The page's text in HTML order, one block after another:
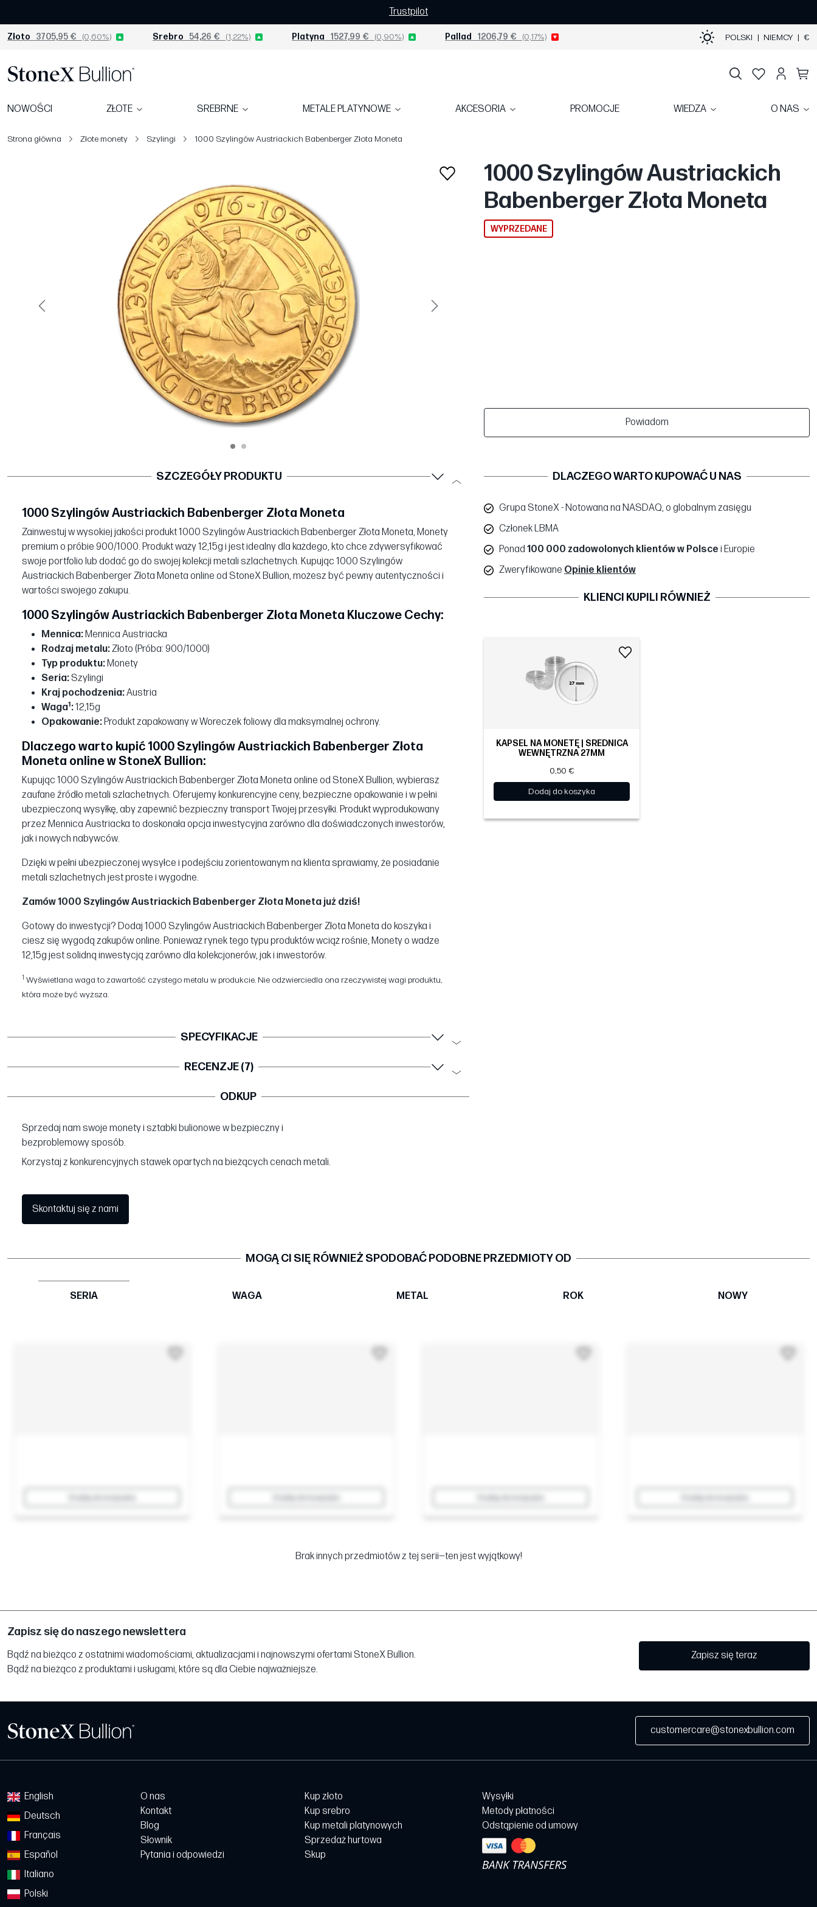
Trustpilot
Złoto 3705,95 € (0,60%) Srebro 54,26 € (1,22%) Platyna 1527,99 € (0,90%) Pallad 1206,79 € (0,17%) POLSKI | NIEMCY | €
NOWOŚCI ZŁOTE SREBRNE METALE PLATYNOWE AKCESORIA PROMOCJE WIEDZA O NAS
Strona główna Złote monety Szylingi 1000 Szylingów Austriackich Babenberger Złota Moneta
Poprzedni Następny
1000 Szylingów Austriackich
Babenberger Złota Moneta
WYPRZEDANE
Powiadom
SZCZEGÓŁY PRODUKTU
1000 Szylingów Austriackich Babenberger Złota Moneta
Zainwestuj w wysokiej jakości produkt 1000 Szylingów Austriackich Babenberger Złota Moneta, Monety
premium o próbie 900/1000. Produkt waży 12,15g i jest idealny dla każdego, kto chce zdywersyfikować
swoje portfolio lub dodać go do swojej kolekcji metali szlachetnych. Kupując 1000 Szylingów
Austriackich Babenberger Złota Moneta online od StoneX Bullion, możesz być pewny autentyczności i
wartości swojego zakupu.
1000 Szylingów Austriackich Babenberger Złota Moneta Kluczowe Cechy:
Mennica:Mennica Austriacka
Rodzaj metalu:Złoto (Próba: 900/1000)
Typ produktu:Monety
Seria:Szylingi
Kraj pochodzenia:Austria
Waga1:12,15g
Opakowanie:Produkt zapakowany w Woreczek foliowy dla maksymalnej ochrony.
Dlaczego warto kupić 1000 Szylingów Austriackich Babenberger Złota
Moneta online w StoneX Bullion:
Kupując 1000 Szylingów Austriackich Babenberger Złota Moneta online od StoneX Bullion, wybierasz
zaufane źródło metali szlachetnych. Oferujemy konkurencyjne ceny, bezpieczne opakowanie i w pełni
ubezpieczoną wysyłkę, aby zapewnić bezpieczny transport Twojej przesyłki. Produkt wyprodukowany
przez Mennica Austriacka to doskonała opcja inwestycyjna zarówno dla doświadczonych inwestorów,
jak i nowych nabywców.
Dzięki w pełni ubezpieczonej wysyłce i podejściu zorientowanym na klienta sprawiamy, że posiadanie
metali szlachetnych jest proste i wygodne.
Zamów 1000 Szylingów Austriackich Babenberger Złota Moneta już dziś!
Gotowy do inwestycji? Dodaj 1000 Szylingów Austriackich Babenberger Złota Moneta do koszyka i
ciesz się wygodą zakupów online. Ponieważ rynek tego typu produktów wciąż rośnie, Monety o wadze
12,15g jest solidną inwestycją zarówno dla kolekcjonerów, jak i inwestorów.
1 Wyświetlana waga to zawartość czystego metalu w produkcie. Nie odzwierciedla ona rzeczywistej wagi produktu,
która może być wyższa.
SPECYFIKACJE
RECENZJE (7)
ODKUP
Sprzedaj nam swoje monety i sztabki bulionowe w bezpieczny i
bezproblemowy sposób.
Korzystaj z konkurencyjnych stawek opartych na bieżących cenach metali.
Skontaktuj się z nami
DLACZEGO WARTO KUPOWAĆ U NAS
Grupa StoneX - Notowana na NASDAQ, o globalnym zasięgu
Członek LBMA
Ponad 100 000 zadowolonych klientów w Polsce i Europie
Zweryfikowane Opinie klientów
KLIENCI KUPILI RÓWNIEŻ
KAPSEL NA MONETĘ | ŚREDNICA
WEWNĘTRZNA 27MM
0,50 €
Dodaj do koszyka
MOGĄ CI SIĘ RÓWNIEŻ SPODOBAĆ PODOBNE PRZEDMIOTY OD
SERIA WAGA METAL ROK NOWY
Brak innych przedmiotów z tej serii—ten jest wyjątkowy!
Zapisz się do naszego newslettera
Bądź na bieżąco z ostatnimi wiadomościami, aktualizacjami i najnowszymi ofertami StoneX Bullion.
Bądź na bieżąco z produktami i usługami, które są dla Ciebie najważniejsze.
Zapisz się teraz
customercare@stonexbullion.com
English
Deutsch
Français
Español
Italiano
Polski
O nas
Kontakt
Blog
Słownik
Pytania i odpowiedzi
Kup złoto
Kup srebro
Kup metali platynowych
Sprzedaż hurtowa
Skup
Wysyłki
Metody płatności
Odstąpienie od umowy